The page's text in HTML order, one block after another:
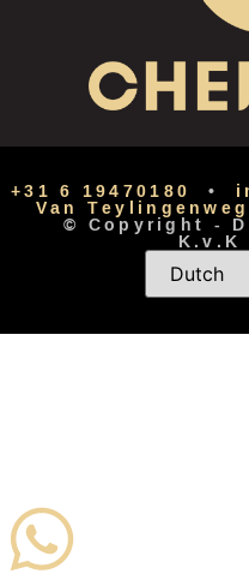
+31 6 19470180 •
Van
© Copyright -
K.v.K